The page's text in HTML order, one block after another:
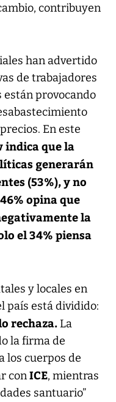
contribuyen
han advertido
de trabajadores
provocando
En este
indica que la
generarán
(53%), y no
opina que
la
el 34% piensa
y locales en
país está dividido:
rechaza.La
la firma de
los cuerpos de
conICE, mientras
santuario”